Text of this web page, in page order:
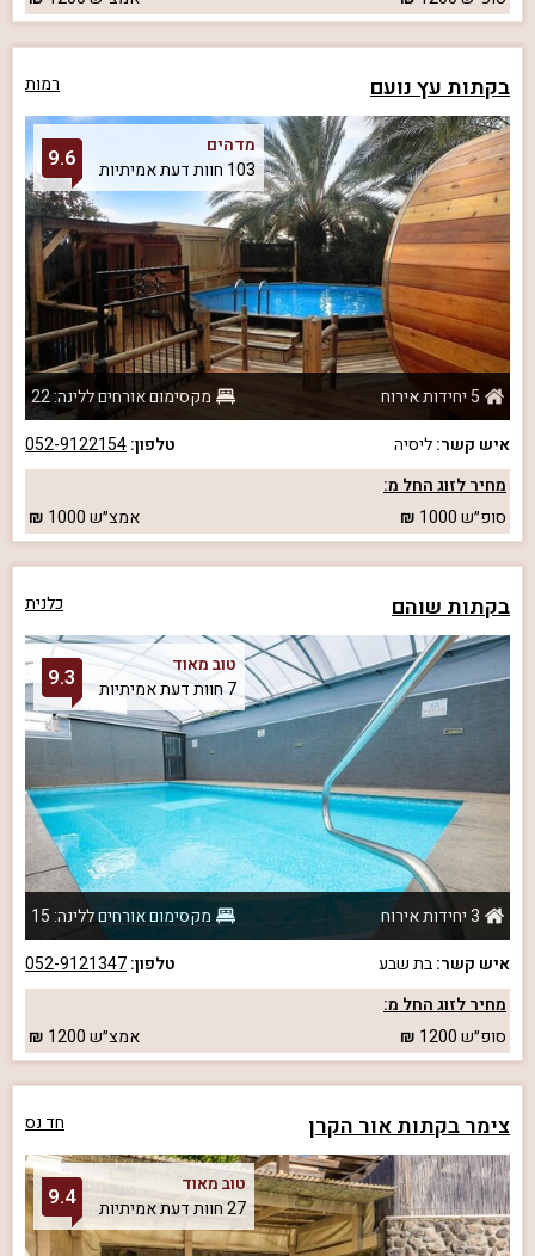
בקתות עץ נועם רמות
מדהים
103 חוות דעת אמיתיות
9.6
5 יחידות אירוח
מקסימום אורחים ללינה: 22
איש קשר:ליסיה טלפון:052-9122154
מחיר לזוג החל מ:
סופ״ש1000 אמצ״ש1000
בקתות שוהם כלנית
טוב מאוד
7 חוות דעת אמיתיות
9.3
3 יחידות אירוח
מקסימום אורחים ללינה: 15
איש קשר:בת שבע טלפון:052-9121347
מחיר לזוג החל מ:
סופ״ש1200 אמצ״ש1200
צימר בקתות אור הקרן חד נס
טוב מאוד
27 חוות דעת אמיתיות
9.4